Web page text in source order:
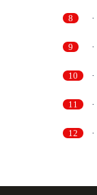
8
9
· 关于《丽水市中心城市东地路与寿元
10
· 关于《丽水市中心城区万象山东侧地
11
· 建筑设计方案审核公示（金汇邻里中
12